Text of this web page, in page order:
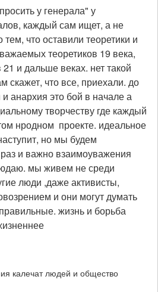
у генерала" у
каждый сам ищет, а не
тем, что оставили теоретики и
теоретиков 19 века,
и дальше веках. нет такой
скажет, что все, приехали. до
анархия это бой в начале а
творчеству где каждый
нродном проекте. идеальное
но мы будем
раз и важно взаимоуважения
мы живем не среди
люди ,даже активисты,
и они могут думать
жизнь и борьба
калечат людей и общество